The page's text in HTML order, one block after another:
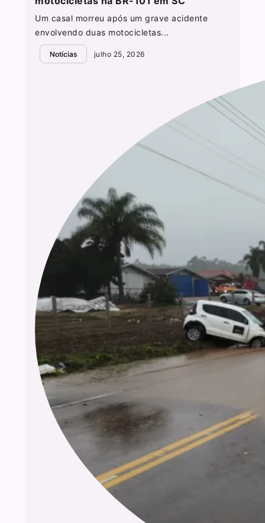
Um casal morreu após um grave acidente
envolvendo duas motocicletas...
Notícias julho 25, 2026